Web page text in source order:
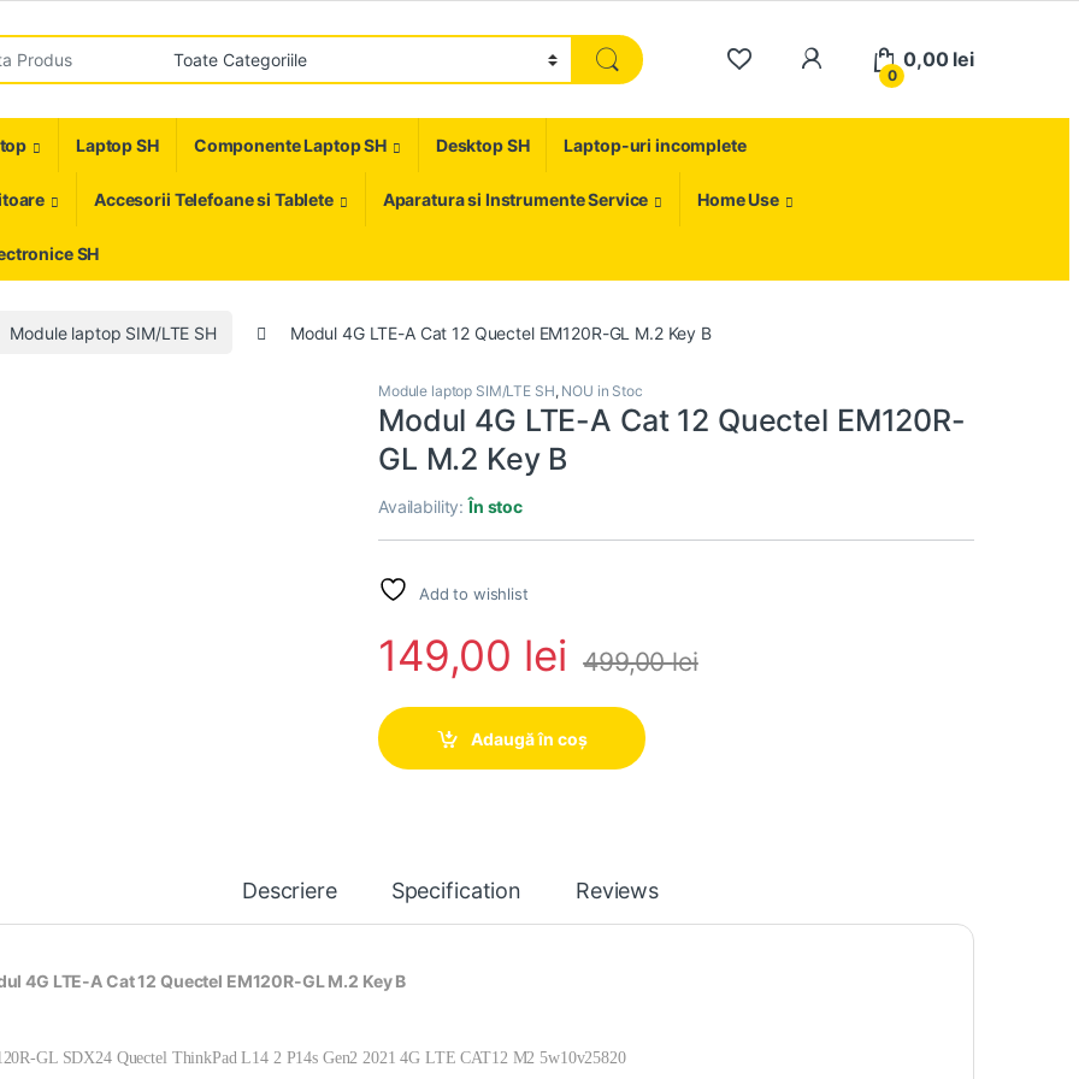
My Account
0
0,00 lei
Laptop SH Componente Laptop SH Desktop SH Laptop-uri incomplete
Accesorii Telefoane si Tablete Aparatura si Instrumente Service Home Use
SH
Module laptop SIM/LTE SH Modul 4G LTE-A Cat 12 Quectel EM120R-GL M.2 Key B
Module laptop SIM/LTE SH, NOU in Stoc
Modul 4G LTE-A Cat 12 Quectel EM120R-
GL M.2 Key B
Availability:În stoc
Add to wishlist
149,00 lei 499,00lei
Adaugă în coș
Descriere Specification Reviews
4G LTE-A Cat 12 Quectel EM120R-GL M.2 Key B
GL SDX24 Quectel ThinkPad L14 2 P14s Gen2 2021 4G LTE CAT12 M2 5w10v25820